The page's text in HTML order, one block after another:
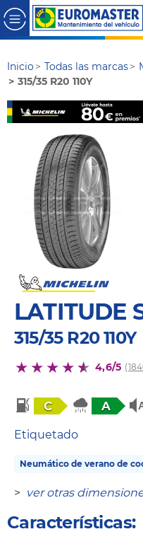
Inicio Todas las marcas
315/35 R20 110Y
LATITUDE
315/35 R20 110Y
4,6/5
C A
Etiquetado
Neumático de verano de
> ver otras
Características: